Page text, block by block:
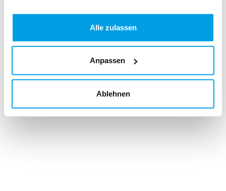
Alle zulassen
Anpassen
Ablehnen